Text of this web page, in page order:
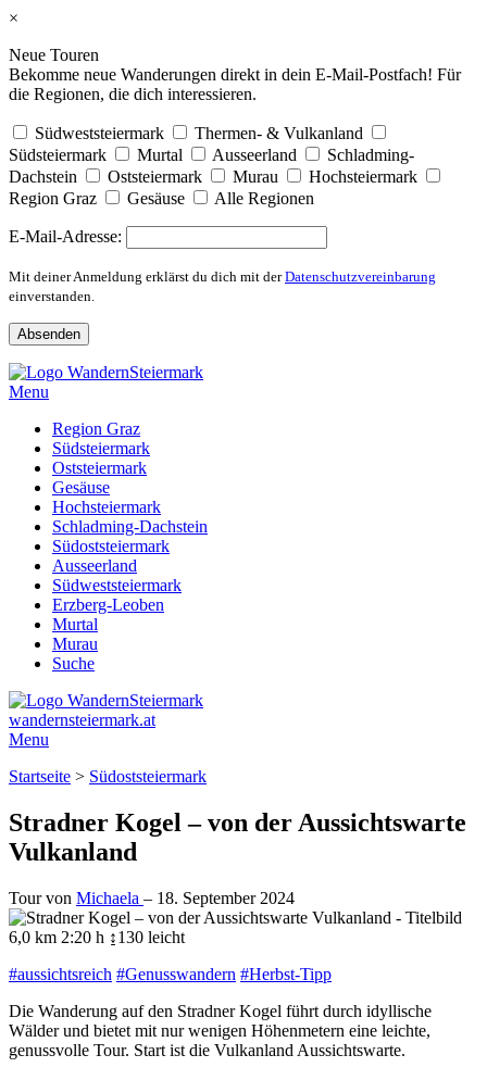
×
Neue Touren
Bekomme neue Wanderungen direkt in dein E-Mail-Postfach! Für
die Regionen, die dich interessieren.
Südweststeiermark
Thermen- & Vulkanland
Südsteiermark
Murtal Ausseerland
Schladming-
Dachstein
Oststeiermark Murau
Hochsteiermark
Region Graz
Gesäuse Alle Regionen
E-Mail-Adresse:
Mit deiner Anmeldung erklärst du dich mit derDatenschutzvereinbarung
einverstanden.
Skip
to
Menu
Region Graz
Südsteiermark
Oststeiermark
Gesäuse
Hochsteiermark
Schladming-Dachstein
Südoststeiermark
Ausseerland
Südweststeiermark
Erzberg-Leoben
Murtal
Murau
Suche
wandernsteiermark.at
Menu
Startseite > Südoststeiermark
Stradner Kogel – von der Aussichtswarte
Vulkanland
Tour von Michaela – 18. September 2024
6,0 km 2:20 h ↨130 leicht
#aussichtsreich #Genusswandern #Herbst-Tipp
Die Wanderung auf den Stradner Kogel führt durch idyllische
Wälder und bietet mit nur wenigen Höhenmetern eine leichte,
genussvolle Tour. Start ist die Vulkanland Aussichtswarte.